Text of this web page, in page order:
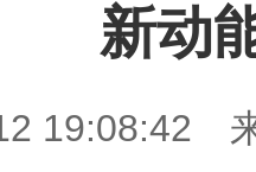
新动
19:08:42